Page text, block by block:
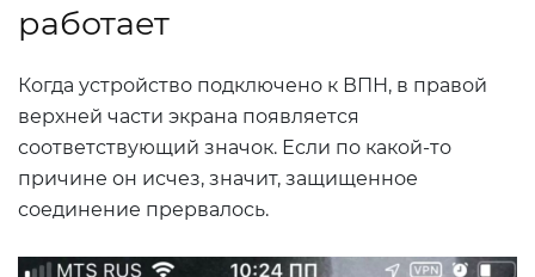
работает
Когда устройство подключено к ВПН, в правой
верхней части экрана появляется
соответствующий значок. Если по какой-то
причине он исчез, значит, защищенное
соединение прервалось.